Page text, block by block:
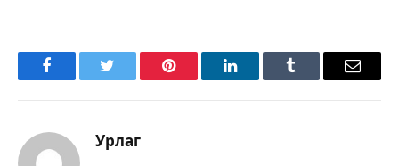
FacebookTwitter Pinterest LinkedInTumblr Имэйл
Урлаг